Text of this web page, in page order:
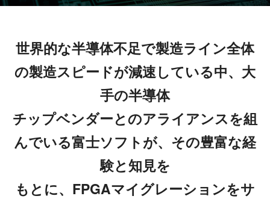
世界的な半導体不足で製造ライン全体
の製造スピードが減速している中、大
手の半導体
チップベンダーとのアライアンスを組
んでいる富士ソフトが、その豊富な経
験と知見を
もとに、FPGAマイグレーションをサ